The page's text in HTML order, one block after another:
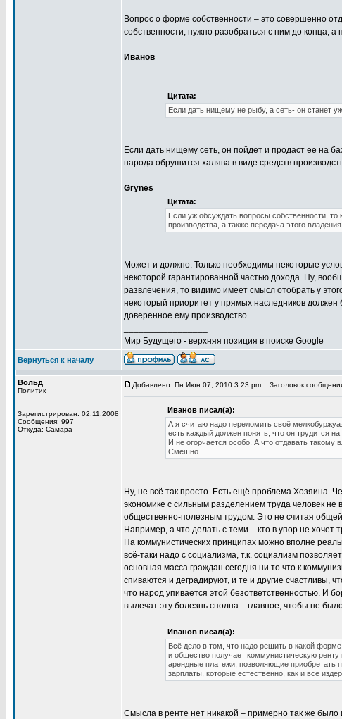
Вопрос о форме собственности – это совершенно
собственности, нужно разобраться с ним до конца,
Иванов
Цитата:
Если дать нищему не рыбу, а сеть- он станет
Если дать нищему сеть, он пойдет и продаст ее на
народа обрушится халява в виде средств
Grynes
Цитата:
Если уж обсуждать вопросы собственности,
производства, а также передача этого
Может и должно. Только необходимы некоторые
некоторой гарантированной частью дохода. Ну,
развлечения, то видимо имеет смысл отобрать у
некоторый приоритет у прямых наследников
доверенное ему производство.
Мир Будущего - верхняя позиция в поиске Google
Вернуться к началу
Вольд
Политик
Зарегистрирован: 02.11.2008
Сообщения: 997
Откуда: Самара
Добавлено: Пн Июн 07, 2010 3:23 pm Заголовок
Иванов писал(а):
А я считаю надо переломить своё
есть каждый должен понять, что он трудится
И не огорчается особо. А что отдавать
Смешно.
Ну, не всё так просто. Есть ещё проблема Хозяина.
экономике с сильным разделением труда человек не
общественно-полезным трудом. Это не считая общей
Например, а что делать с теми – кто в упор не хочет
На коммунистических принципах можно вполне
всё-таки надо с социализма, т.к. социализм
основная масса граждан сегодня ни то что к
спиваются и деградируют, и те и другие счастливы,
что народ упивается этой безответственностью. И
вылечат эту болезнь сполна – главное, чтобы не
Иванов писал(а):
Всё дело в том, что надо решить в какой
и общество получает коммунистическую
арендные платежи, позволяющие приобретать
зарплаты, которые естественно, как и все
Смысла в ренте нет никакой – примерно так же